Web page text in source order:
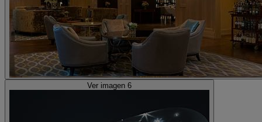
Ver imagen 6